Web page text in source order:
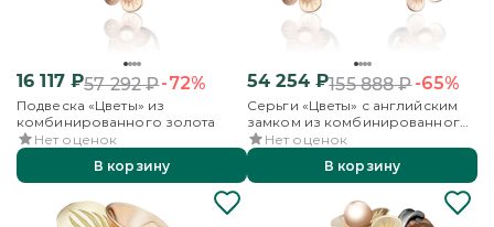
16 117₽57 292₽-72%
Подвеска «Цветы» из
комбинированного золота
Нет оценок
В корзину
54 254₽155 888₽-65%
Серьги «Цветы» с английским
замком из комбинированного
золота
Нет оценок
В корзину